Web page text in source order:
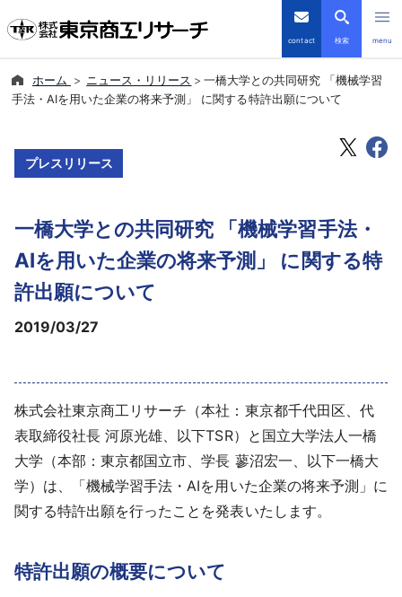
contact 検索 menu
倒産・注目企業情報
優良企業サイト
会社案内
採用情報
よくあるご質問
English
ホーム ニュース・リリース
一橋大学との共同研究 「機械学習
手法・AIを用いた企業の将来予測」 に関する特許出願について
プレスリリース
一橋大学との共同研究 「機械学習手法・
AIを用いた企業の将来予測」 に関する特
許出願について
2019/03/27
株式会社東京商工リサーチ（本社：東京都千代田区、代
表取締役社長 河原光雄、以下TSR）と国立大学法人一橋
大学（本部：東京都国立市、学長 蓼沼宏一、以下一橋大
学）は、「機械学習手法・AIを用いた企業の将来予測」に
関する特許出願を行ったことを発表いたします。
特許出願の概要について